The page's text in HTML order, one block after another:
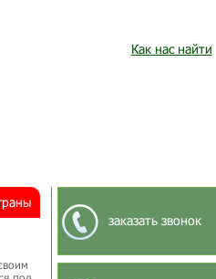
Как нас найти
заказать звонок